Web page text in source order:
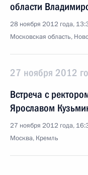
области
28 ноября 2012 года,
Московская область,
27 ноября 2012
Встреча с
Ярославом
27 ноября 2012 года,
Москва, Кремль